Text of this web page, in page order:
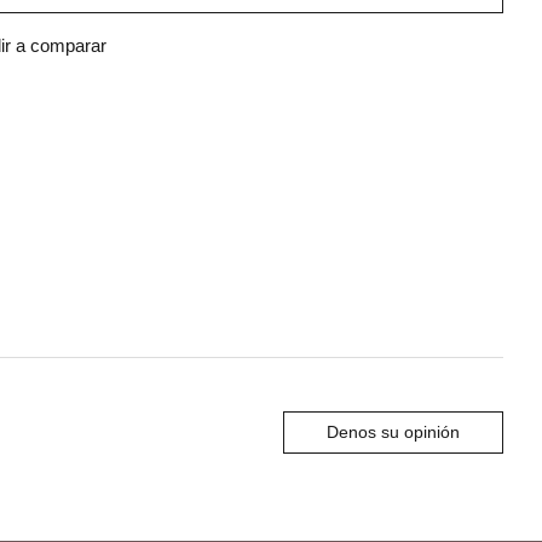
a comparar
Denos su opinión